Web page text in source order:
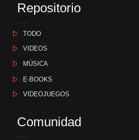
Repositorio
TODO
VIDEOS
MÚSICA
E-BOOKS
VIDEOJUEGOS
Comunidad